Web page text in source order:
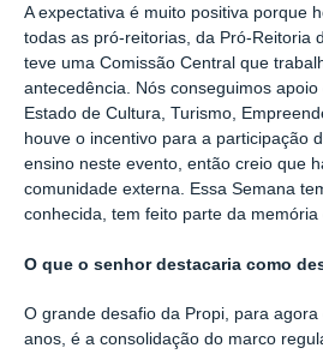
A expectativa é muito positiva porque
todas as pró-reitorias, da Pró-Reitoria
teve uma Comissão Central que
antecedência. Nós conseguimos
Estado de Cultura, Turismo,
houve o incentivo para a participação
ensino neste evento, então creio que
comunidade externa. Essa Semana
conhecida, tem feito parte da memória
O que o senhor destacaria como
O grande desafio da Propi, para
anos, é a consolidação do marco